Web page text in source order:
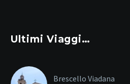
Ultimi Viaggi…
Brescello Viadana